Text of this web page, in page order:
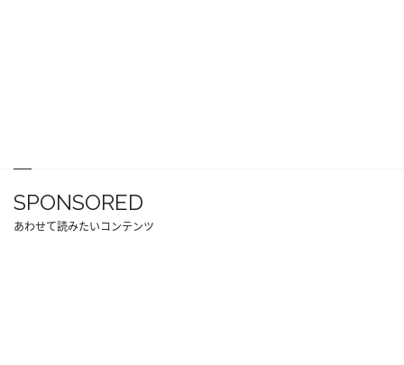
SPONSORED
あわせて読みたいコンテンツ